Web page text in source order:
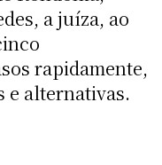
a juíza, ao
rapidamente,
e alternativas.